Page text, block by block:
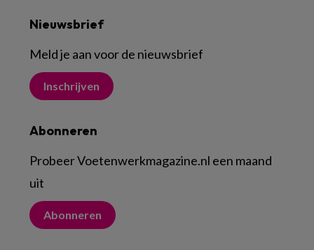
Nieuwsbrief
Meld je aan voor de nieuwsbrief
Inschrijven
Abonneren
Probeer Voetenwerkmagazine.nl een maand
uit
Abonneren